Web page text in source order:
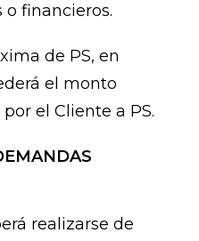
financieros.
de PS, en
el monto
el Cliente a PS.
realizarse de